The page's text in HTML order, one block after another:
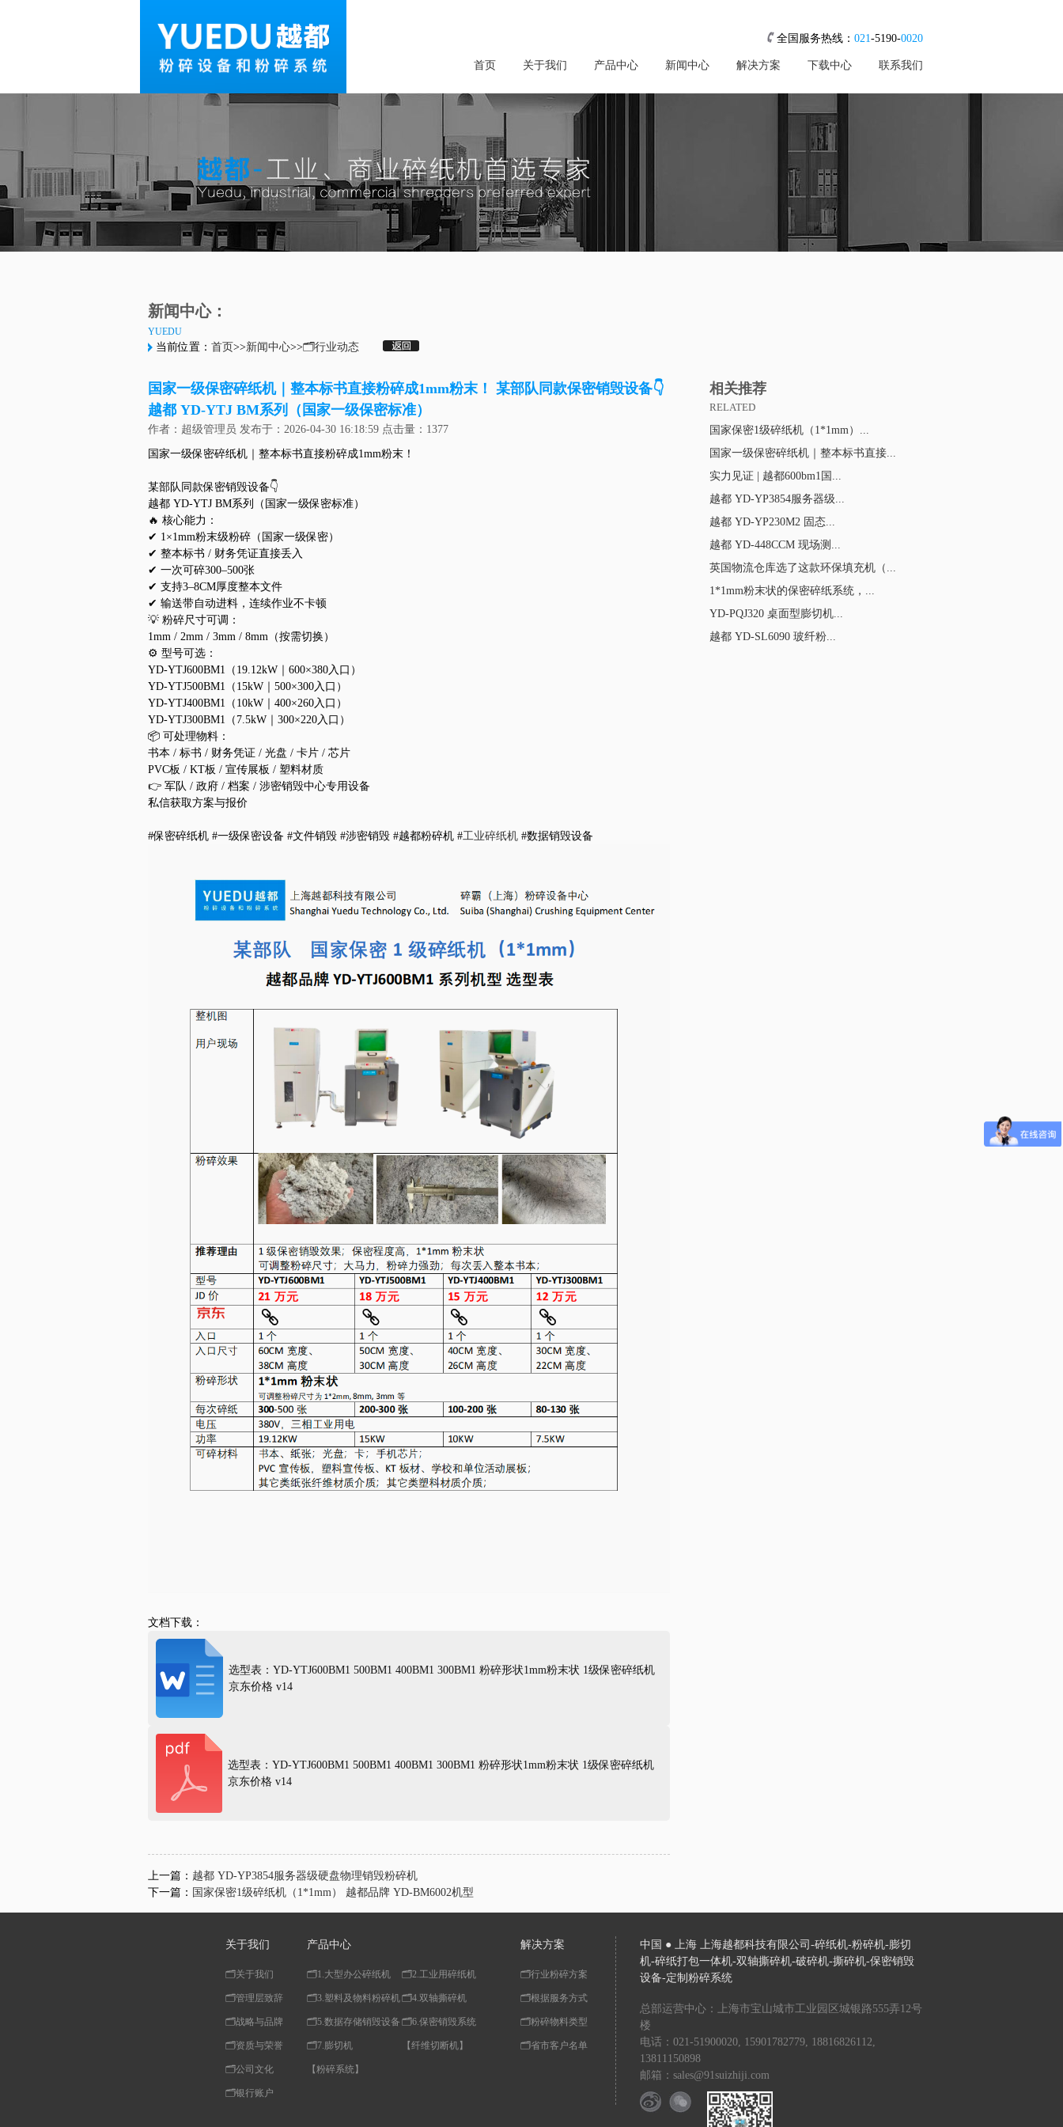
全国服务热线： 021-5190-0020
首页 关于我们 产品中心 新闻中心 解决方案 下载中心 联系我们
新闻中心：
YUEDU
当前位置： 首页>>新闻中心>>🗂️行业动态
国家一级保密碎纸机｜整本标书直接粉碎成1mm粉末！ 某部队同款保密销毁设备👇
越都 YD-YTJ BM系列（国家一级保密标准）
作者：超级管理员 发布于：2026-04-30 16:18:59 点击量： 1377
国家一级保密碎纸机｜整本标书直接粉碎成1mm粉末！
某部队同款保密销毁设备👇
越都 YD-YTJ BM系列（国家一级保密标准）
🔥 核心能力：
✔ 1×1mm粉末级粉碎（国家一级保密）
✔ 整本标书 / 财务凭证直接丢入
✔ 一次可碎300–500张
✔ 支持3–8CM厚度整本文件
✔ 输送带自动进料，连续作业不卡顿
💡 粉碎尺寸可调：
1mm / 2mm / 3mm / 8mm（按需切换）
⚙️ 型号可选：
YD-YTJ600BM1（19.12kW｜600×380入口）
YD-YTJ500BM1（15kW｜500×300入口）
YD-YTJ400BM1（10kW｜400×260入口）
YD-YTJ300BM1（7.5kW｜300×220入口）
📦 可处理物料：
书本 / 标书 / 财务凭证 / 光盘 / 卡片 / 芯片
PVC板 / KT板 / 宣传展板 / 塑料材质
👉 军队 / 政府 / 档案 / 涉密销毁中心专用设备
私信获取方案与报价
#保密碎纸机 #一级保密设备 #文件销毁 #涉密销毁 #越都粉碎机 #工业碎纸机 #数据销毁设备
文档下载：
选型表：YD-YTJ600BM1 500BM1 400BM1 300BM1 粉碎形状1mm粉末状 1级保密碎纸机
京东价格 v14
选型表：YD-YTJ600BM1 500BM1 400BM1 300BM1 粉碎形状1mm粉末状 1级保密碎纸机
京东价格 v14
上一篇： 越都 YD-YP3854服务器级硬盘物理销毁粉碎机
下一篇： 国家保密1级碎纸机（1*1mm） 越都品牌 YD-BM6002机型
相关推荐
RELATED
国家保密1级碎纸机（1*1mm）...
国家一级保密碎纸机｜整本标书直接...
实力见证 | 越都600bm1国...
越都 YD-YP3854服务器级...
越都 YD-YP230M2 固态...
越都 YD-448CCM 现场测...
英国物流仓库选了这款环保填充机（...
1*1mm粉末状的保密碎纸系统，...
YD-PQJ320 桌面型膨切机...
越都 YD-SL6090 玻纤粉...
关于我们
🗂️关于我们
🗂️管理层致辞
🗂️战略与品牌
🗂️资质与荣誉
🗂️公司文化
🗂️银行账户
产品中心
🗂️1.大型办公碎纸机 🗂️2.工业用碎纸机
🗂️3.塑料及物料粉碎机🗂️4.双轴撕碎机
🗂️5.数据存储销毁设备 🗂️6.保密销毁系统
🗂️7.膨切机 【纤维切断机】
【粉碎系统】
解决方案
🗂️行业粉碎方案
🗂️根据服务方式
🗂️粉碎物料类型
🗂️省市客户名单
中国 ● 上海 上海越都科技有限公司-碎纸机-粉碎机-膨切
机-碎纸打包一体机-双轴撕碎机-破碎机-撕碎机-保密销毁
设备-定制粉碎系统
总部运营中心：上海市宝山城市工业园区城银路555弄12号
楼
电话：021-51900020, 15901782779, 18816826112,
13811150898
邮箱：sales@91suizhiji.com